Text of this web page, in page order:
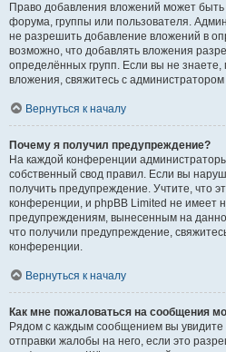
Право добавления вложений может
форума, группы или пользователя.
не разрешить добавление вложений в
возможно, что добавлять вложения
определённых групп. Если вы не
вложения, свяжитесь с
Вернуться к началу
Почему я получил предупреждение?
На каждой конференции
собственный свод правил. Если вы
получить предупреждение. Учтите, что
конференции, и phpBB Limited не имеет
предупреждениям, вынесенным на
что получили предупреждение,
конференции.
Вернуться к началу
Как мне пожаловаться на сообщения
Рядом с каждым сообщением вы увидите
отправки жалобы на него, если это